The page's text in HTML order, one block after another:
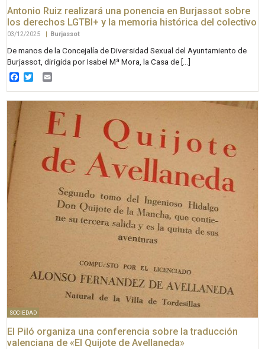
Antonio Ruiz realizará una ponencia en Burjassot sobre
los derechos LGTBI+ y la memoria histórica del colectivo
03/12/2025 Burjassot
De manos de la Concejalía de Diversidad Sexual del Ayuntamiento de
Burjassot, dirigida por Isabel Mª Mora, la Casa de […]
Facebook
Twitter
SOCIEDAD
El Piló organiza una conferencia sobre la traducción
valenciana de «El Quijote de Avellaneda»